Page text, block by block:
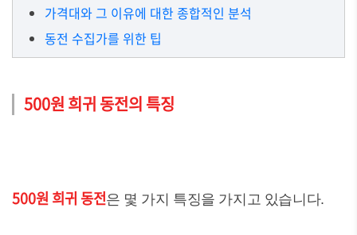
가격대와 그 이유에 대한 종합적인 분석
동전 수집가를 위한 팁
500원 희귀 동전의 특징
500원 희귀 동전은 몇 가지 특징을 가지고 있습니다.